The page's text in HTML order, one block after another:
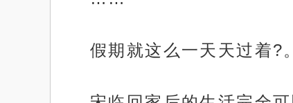
假期就这么一天天过着?。